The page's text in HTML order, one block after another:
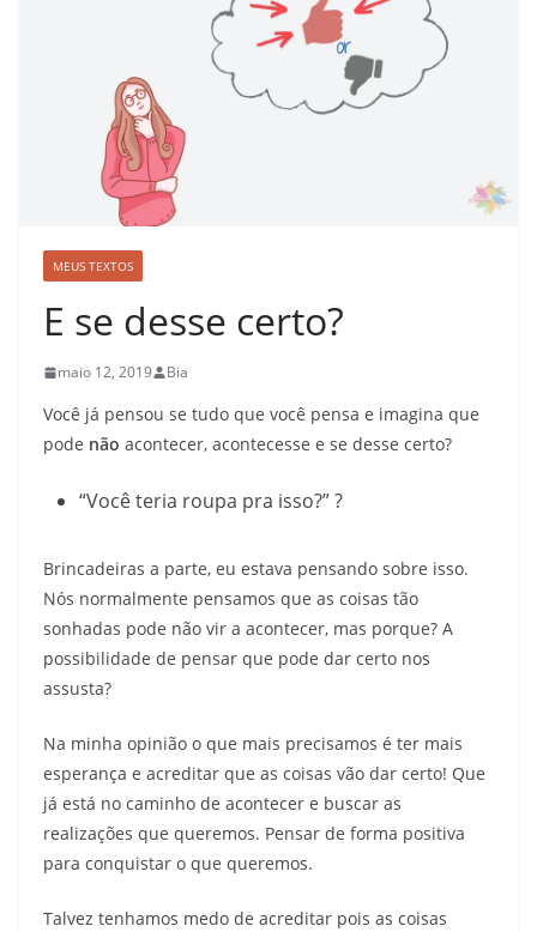
MEUS TEXTOS
E se desse certo?
maio 12, 2019 Bia
Você já pensou se tudo que você pensa e imagina que
pode não acontecer, acontecesse e se desse certo?
“Você teria roupa pra isso?” ?
Brincadeiras a parte, eu estava pensando sobre isso.
Nós normalmente pensamos que as coisas tão
sonhadas pode não vir a acontecer, mas porque? A
possibilidade de pensar que pode dar certo nos
assusta?
Na minha opinião o que mais precisamos é ter mais
esperança e acreditar que as coisas vão dar certo! Que
já está no caminho de acontecer e buscar as
realizações que queremos. Pensar de forma positiva
para conquistar o que queremos.
Talvez tenhamos medo de acreditar pois as coisas